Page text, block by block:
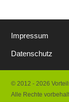
Impressum
Datenschutz
© 2012 - 2026
Alle Rechte